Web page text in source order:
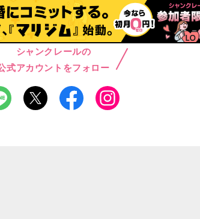
シャンクレールの
式アカウントをフォロー